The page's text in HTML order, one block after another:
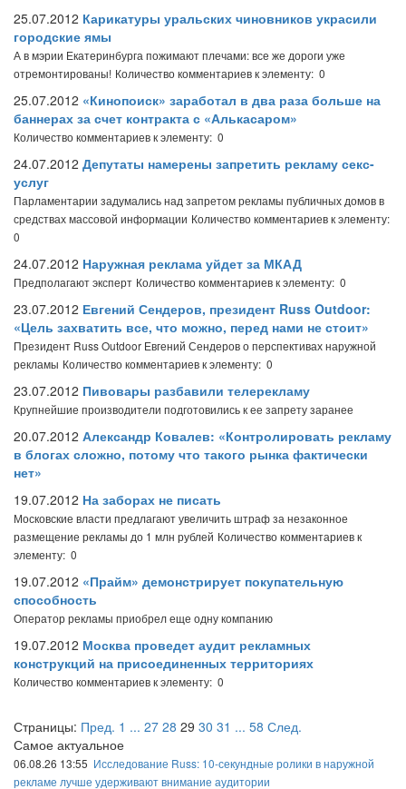
25.07.2012 Карикатуры уральских чиновников украсили
городские ямы
А в мэрии Екатеринбурга пожимают плечами: все же дороги уже
отремонтированы! Количество комментариев к элементу: 0
25.07.2012 «Кинопоиск» заработал в два раза больше на
баннерах за счет контракта с «Алькасаром»
Количество комментариев к элементу: 0
24.07.2012 Депутаты намерены запретить рекламу секс-
услуг
Парламентарии задумались над запретом рекламы публичных домов в
средствах массовой информации Количество комментариев к элементу:
0
24.07.2012 Наружная реклама уйдет за МКАД
Предполагают эксперт Количество комментариев к элементу: 0
23.07.2012 Евгений Сендеров, президент Russ Outdoor:
«Цель захватить все, что можно, перед нами не стоит»
Президент Russ Outdoor Евгений Сендеров о перспективах наружной
рекламы Количество комментариев к элементу: 0
23.07.2012 Пивовары разбавили телерекламу
Крупнейшие производители подготовились к ее запрету заранее
20.07.2012 Александр Ковалев: «Контролировать рекламу
в блогах сложно, потому что такого рынка фактически
нет»
19.07.2012 На заборах не писать
Московские власти предлагают увеличить штраф за незаконное
размещение рекламы до 1 млн рублей Количество комментариев к
элементу: 0
19.07.2012 «Прайм» демонстрирует покупательную
способность
Оператор рекламы приобрел еще одну компанию
19.07.2012 Москва проведет аудит рекламных
конструкций на присоединенных территориях
Количество комментариев к элементу: 0
Страницы: Пред. 1 ... 27 28 29 30 31 ... 58 След.
Самое актуальное
06.08.26 13:55 Исследование Russ: 10-секундные ролики в наружной
рекламе лучше удерживают внимание аудитории